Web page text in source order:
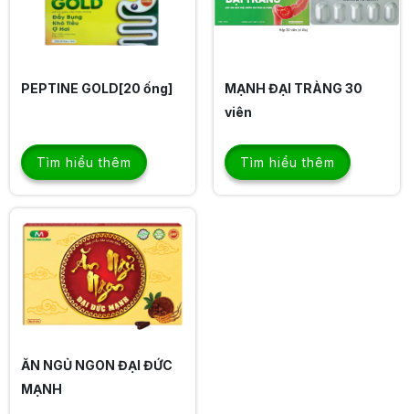
PEPTINE GOLD[20 ống]
Tìm hiểu thêm
MẠNH ĐẠI TRÀNG 30
viên
Tìm hiểu thêm
ĂN NGỦ NGON ĐẠI ĐỨC
MẠNH